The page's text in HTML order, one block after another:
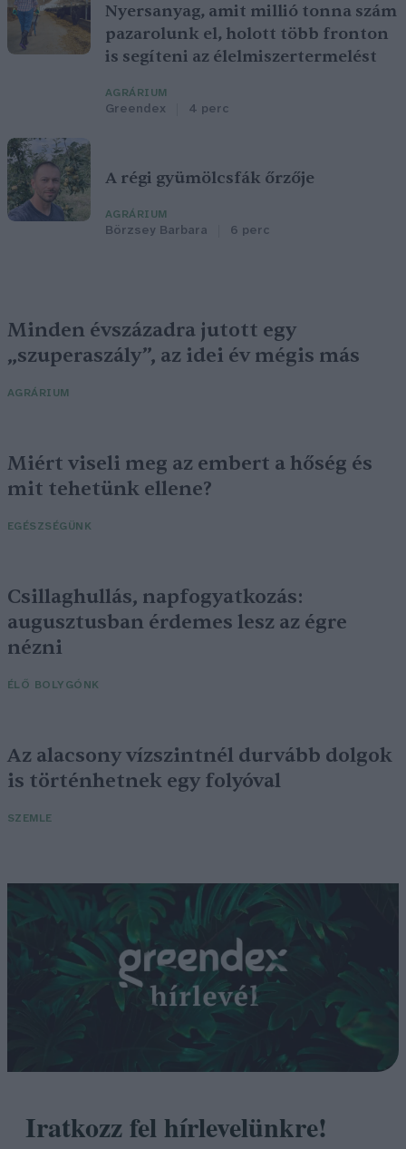
Nyersanyag, amit millió tonna szám
pazarolunk el, holott több fronton
is segíteni az élelmiszertermelést
AGRÁRIUM
Greendex 4 perc
A régi gyümölcsfák őrzője
AGRÁRIUM
Börzsey Barbara 6 perc
Minden évszázadra jutott egy
„szuperaszály”, az idei év mégis más
AGRÁRIUM
Miért viseli meg az embert a hőség és
mit tehetünk ellene?
EGÉSZSÉGÜNK
Csillaghullás, napfogyatkozás:
augusztusban érdemes lesz az égre
nézni
ÉLŐ BOLYGÓNK
Az alacsony vízszintnél durvább dolgok
is történhetnek egy folyóval
SZEMLE
Iratkozz fel hírlevelünkre!